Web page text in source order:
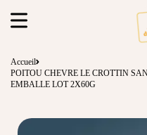
Accueil
POITOU CHEVRE LE CROTTIN
EMBALLE LOT 2X60G